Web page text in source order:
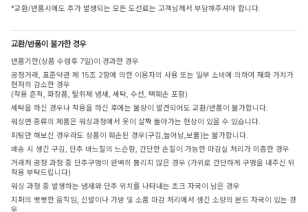
*교환/반품시에도 추가 발생되는 모든 도선료는 고객님께서 부담해주셔야 합니다.
교환/반품이 불가한 경우
반품기한(상품 수령후 7일)이 경과한 경우
공정거래, 표준약관 제 15조 2항에 의한 이용자의 사용 또는 일부 소비에 의하여 재화 가치가
현저히 감소한 경우
(착용 흔적, 화장품, 탈취제 냄새, 세탁, 수선, 택훼손 포함)
세탁을 하신 경우나 착용을 하신 후에는 불량이 발견되어도 교환/반품이 불가합니다.
워싱면 종류의 제품은 워싱과정에서 옷이 살짝 돌아가는 현상이 있을 수 있습니다.
피팅만 해보신 경우라도 상품이 훼손된 경우(구김,늘어남,보풀)는 불가합니다.
배송 시 생긴 구김, 단추 바느질의 느슨함, 간단한 손질이 가능한 마감실 처리가 미흡한 경우
거래처 공정 과정 중 단추구멍이 완벽히 뚫리지 않은 경우 (가위로 간단하게 구멍을 내주신 뒤
착용 부탁드립니다)
워싱 과정 중 발생하는 냄새와 단추 위치를 나타내는 초크 자국이 남은 경우
지퍼의 뻣뻣한 움직임, 신발이나 가방 및 소품 마감 처리에서 생긴 소량의 본드 자국이 있는 경
우